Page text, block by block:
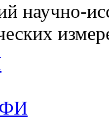
научно-